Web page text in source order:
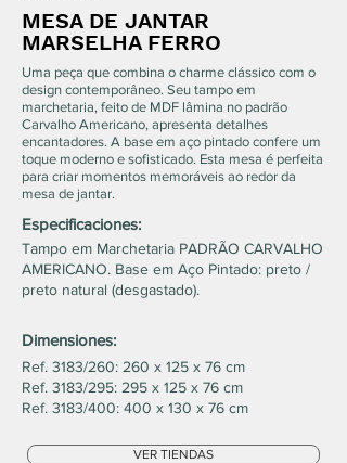
MESA DE JANTAR
MARSELHA FERRO
Uma peça que combina o charme clássico com o
design contemporâneo. Seu tampo em
marchetaria, feito de MDF lâmina no padrão
Carvalho Americano, apresenta detalhes
encantadores. A base em aço pintado confere um
toque moderno e sofisticado. Esta mesa é perfeita
para criar momentos memoráveis ao redor da
mesa de jantar.
Especificaciones:
Tampo em Marchetaria PADRÃO CARVALHO
AMERICANO. Base em Aço Pintado: preto /
preto natural (desgastado).
Dimensiones:
Ref. 3183/260: 260 x 125 x 76 cm
Ref. 3183/295: 295 x 125 x 76 cm
Ref. 3183/400: 400 x 130 x 76 cm
VER TIENDAS